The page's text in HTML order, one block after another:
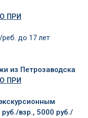
ПРИ
реб. до 17 лет
из Петрозаводска
ПРИ
взр., 5000 руб./